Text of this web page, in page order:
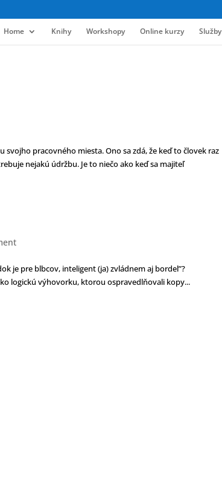
Home Knihy Workshopy Online kurzy Služby
pracovného miesta. Ono sa zdá, že keď to človek raz
nejakú údržbu. Je to niečo ako keď sa majiteľ
je pre blbcov, inteligent (ja) zvládnem aj bordel”?
logickú výhovorku, ktorou ospravedlňovali kopy...